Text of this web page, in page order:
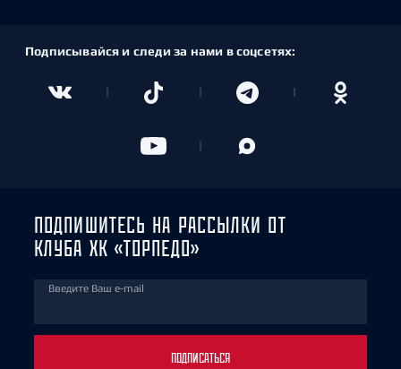
Подписывайся и следи за нами в соцсетях:
ПОДПИШИТЕСЬ НА РАССЫЛКИ ОТ
КЛУБА ХК «ТОРПЕДО»
Введите Ваш e-mail
ПОДПИСАТЬСЯ